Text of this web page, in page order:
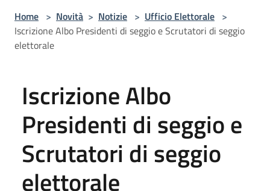
Home > Novità > Notizie > Ufficio Elettorale >
Iscrizione Albo Presidenti di seggio e Scrutatori di seggio
elettorale
Iscrizione Albo
Presidenti di seggio e
Scrutatori di seggio
elettorale